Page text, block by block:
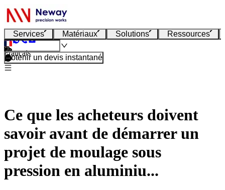
Services Matériaux Solutions Ressources
Français
Obtenir un devis instantané
Ce que les acheteurs doivent
savoir avant de démarrer un
projet de moulage sous
pression en aluminiu...